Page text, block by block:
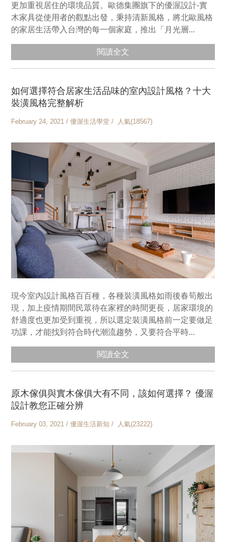
更加重視居住的環境品質。歐德集團旗下的優渥設計-實
木家具從使用者的觀點出發，秉持清新風格，將北歐風格
的家居生活帶入台灣的每一個家庭，推出「月光層...
閱讀全文
如何選擇符合居家生活品味的室內設計風格？十大
裝潢風格完整解析
February 24, 2021 / 優渥生活學堂 / 人氣(18567)
現今室內設計風格百百種，各種裝潢風格如雨後春筍般出
現，加上疫情期間民眾待在家裡的時間更長，居家環境的
舒適度也更加受到重視，所以選定裝潢風格前一定要做足
功課，才能找到符合時代潮流趨勢，又要符合平時...
閱讀全文
原木傢俱與實木傢俱大有不同，該如何選擇？ 優渥
設計教您正確分辨
February 03, 2021 / 優渥生活新知 / 人氣(23222)